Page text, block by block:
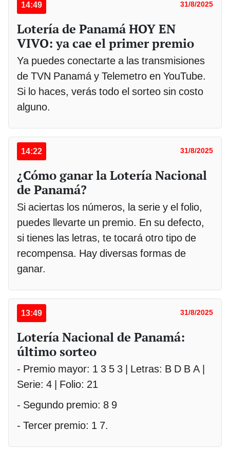
14:49 31/8/2025
Lotería de Panamá HOY EN
VIVO: ya cae el primer premio
Ya puedes conectarte a las transmisiones
de TVN Panamá y Telemetro en YouTube.
Si lo haces, verás todo el sorteo sin costo
alguno.
14:22 31/8/2025
¿Cómo ganar la Lotería Nacional
de Panamá?
Si aciertas los números, la serie y el folio,
puedes llevarte un premio. En su defecto,
si tienes las letras, te tocará otro tipo de
recompensa. Hay diversas formas de
ganar.
13:49 31/8/2025
Lotería Nacional de Panamá:
último sorteo
- Premio mayor: 1 3 5 3 | Letras: B D B A |
Serie: 4 | Folio: 21
- Segundo premio: 8 9
- Tercer premio: 1 7.